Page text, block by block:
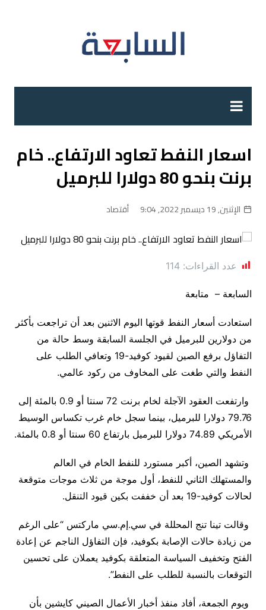
اسعار النفط تعاود الارتفاع.. خام
برنت بنحو 80 دولارا للبرميل
الإثنين, 19 ديسمبر 2022, 9:04 أقتصاد
عدد القراءات: 114
السابعة – متابعة
استعادت أسعار النفط قوتها اليوم الاثنين بعد أن تراجعت بأكثر
من دولارين للبرميل في الجلسة السابقة وسط حالة من
التفاؤل برفع الصين لقيود كوفيد-19 وتعافي الطلب على
النفط والتي طغت على المخاوف من ركود عالمي.
وارتفعت العقود الآجلة لخام برنت 72 سنتا أو 0.9 بالمئة إلى
79.76 دولارا للبرميل، بينما سجل خام غرب تكساس الوسيط
الأمريكي 74.89 دولارا للبرميل بارتفاع 60 سنتا أو 0.8 بالمئة.
وتشهد الصين، أكبر مستورد للنفط الخام في العالم
والمستهلك الثاني للنفط، أول موجة من ثلاث موجات متوقعة
لحالات كوفيد-19 بعد أن خففت بكين قيود التنقل.
وقالت تينا تنج المحللة في سي.إم.سي ماركتس “على الرغم
من زيادة حالات الإصابة بكوفيد، فإن التفاؤل الناجم عن إعادة
الفتح وتخفيف السياسة المتعلقة بكوفيد يعملان على تحسين
التوقعات بالنسبة للطلب على النفط”.
ويوم الجمعة، أفاد منفذ أخبار الأعمال الصيني كايشين بأن